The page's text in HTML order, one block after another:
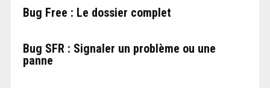
Bug Free : Le dossier complet
Bug SFR : Signaler un problème ou une
panne